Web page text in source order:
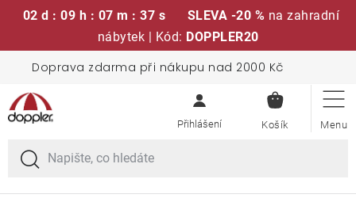
02 d : 09 h : 07 m : 36 s SLEVA -20 % na zahradní
nábytek | Kód: DOPPLER20
obsah
Doprava zdarma při nákupu nad 2000 Kč
KOŠÍK
Sedací soupravy
Slunečníky
Křesla a židle